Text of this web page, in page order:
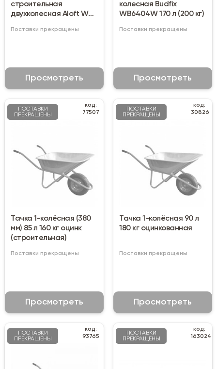
строительная
двухколесная Aloft WB-
Поставки прекращены
Просмотреть
колесная Budfix
WB6404W 170 л (200 кг)
Поставки прекращены
Просмотреть
ПОСТАВКИ
ПРЕКРАЩЕНЫ
код:
77507
Тачка 1-колёсная (380
мм) 85 л 160 кг оцинк
(строительная)
Поставки прекращены
Просмотреть
ПОСТАВКИ
ПРЕКРАЩЕНЫ
код:
30826
Тачка 1-колёсная 90 л
180 кг оцинкованная
Поставки прекращены
Просмотреть
ПОСТАВКИ
ПРЕКРАЩЕНЫ
код:
93765
ПОСТАВКИ
ПРЕКРАЩЕНЫ
код:
163024